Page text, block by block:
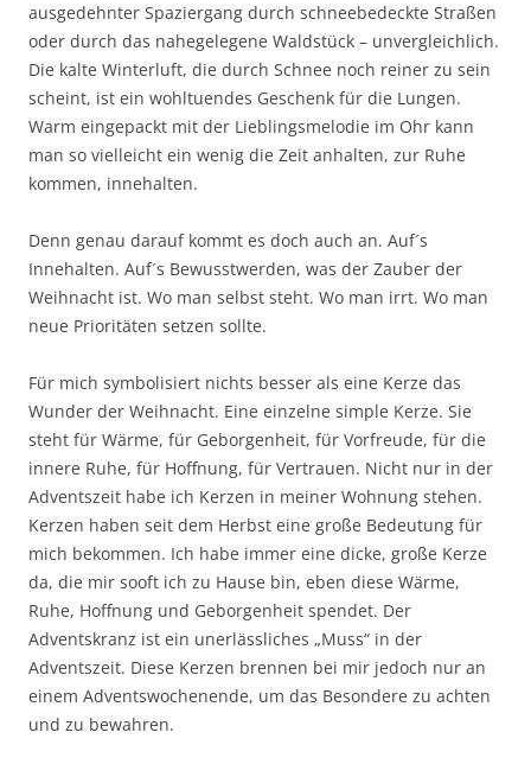
ausgedehnter Spaziergang durch schneebedeckte Straßen
oder durch das nahegelegene Waldstück – unvergleichlich.
Die kalte Winterluft, die durch Schnee noch reiner zu sein
scheint, ist ein wohltuendes Geschenk für die Lungen.
Warm eingepackt mit der Lieblingsmelodie im Ohr kann
man so vielleicht ein wenig die Zeit anhalten, zur Ruhe
kommen, innehalten.
Denn genau darauf kommt es doch auch an. Auf´s
Innehalten. Auf´s Bewusstwerden, was der Zauber der
Weihnacht ist. Wo man selbst steht. Wo man irrt. Wo man
neue Prioritäten setzen sollte.
Für mich symbolisiert nichts besser als eine Kerze das
Wunder der Weihnacht. Eine einzelne simple Kerze. Sie
steht für Wärme, für Geborgenheit, für Vorfreude, für die
innere Ruhe, für Hoffnung, für Vertrauen. Nicht nur in der
Adventszeit habe ich Kerzen in meiner Wohnung stehen.
Kerzen haben seit dem Herbst eine große Bedeutung für
mich bekommen. Ich habe immer eine dicke, große Kerze
da, die mir sooft ich zu Hause bin, eben diese Wärme,
Ruhe, Hoffnung und Geborgenheit spendet. Der
Adventskranz ist ein unerlässliches „Muss“ in der
Adventszeit. Diese Kerzen brennen bei mir jedoch nur an
einem Adventswochenende, um das Besondere zu achten
und zu bewahren.